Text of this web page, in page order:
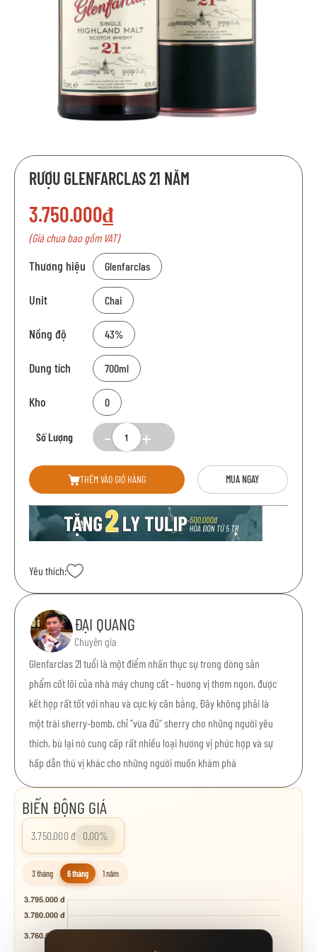
RƯỢU GLENFARCLAS 21 NĂM
3.750.000₫
(Giá chưa bao gồm VAT)
Thương hiệu Glenfarclas
Unit Chai
Nồng độ 43%
Dung tích 700ml
Kho 0
Số Lượng
THÊM VÀO GIỎ HÀNG MUA NGAY
Yêu thích:
Chuyển
đến
ĐẠI QUANG
Chuyên gia
Glenfarclas 21 tuổi là một điểm nhấn thực sự trong dòng sản
phẩm cốt lõi của nhà máy chưng cất - hương vị thơm ngon, được
kết hợp rất tốt với nhau và cực kỳ cân bằng. Đây không phải là
một trái sherry-bomb, chỉ "vừa đủ" sherry cho những người yêu
thích, bù lại nó cung cấp rất nhiều loại hương vị phức hợp và sự
hấp dẫn thú vị khác cho những người muốn khám phá
BIẾN ĐỘNG GIÁ
3.750.000 đ 0.00%
3 tháng 6 tháng 1 năm